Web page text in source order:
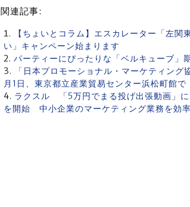
関連記事:
【ちょいとコラム】エスカレーター「左
い」キャンペーン始まります
パーティーにぴったりな「ベルキューブ
「日本プロモーショナル・マーケティン
月1日、東京都立産業貿易センター浜松町館で
ラクスル 「5万円でまる投げ出張動画」
を開始 中小企業のマーケティング業務を効